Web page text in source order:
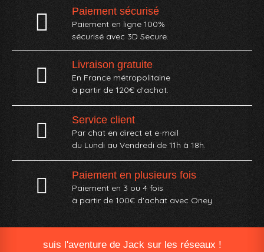
Paiement sécurisé
Paiement en ligne 100%
sécurisé avec 3D Secure.
Livraison gratuite
En France métropolitaine
à partir de 120€ d'achat.
Service client
Par chat en direct et e-mail
du Lundi au Vendredi de 11h à 18h.
Paiement en plusieurs fois
Paiement en 3 ou 4 fois
à partir de 100€ d'achat avec Oney​
suis l'aventure de Jack sur les réseaux !